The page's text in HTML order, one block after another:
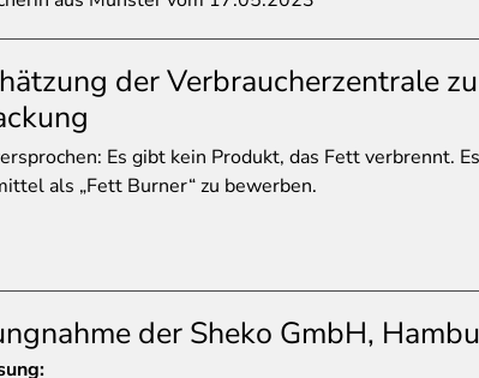
der Verbraucherzentrale
Es gibt kein Produkt, das Fett verbrennt.
als „Fett Burner“ zu bewerben.
der Sheko GmbH,
: